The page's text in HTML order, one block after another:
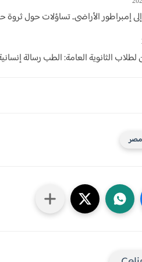
إمبراطور الأراضى.. تساؤلات حول ثروة
الثانوية العامة: الطب رسالة
مصر